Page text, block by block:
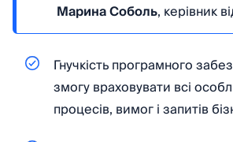
Марина Соболь, керівник
Гнучкість програмного
змогу враховувати всі
процесів, вимог і запитів